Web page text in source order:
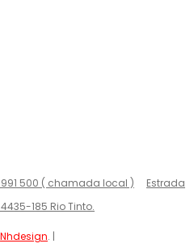
991 500 ( chamada local )
Estrada
185 Rio Tinto.
Nhdesign. |